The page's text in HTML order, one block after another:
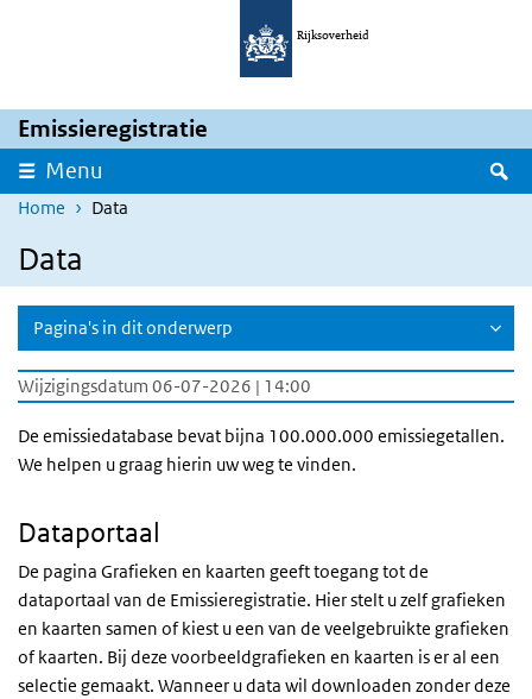
Overslaan en naar de inhoud gaan
Rijksoverheid
Emissieregistratie
Menu
Home Data
Data
Pagina's in dit onderwerp
Wijzigingsdatum 06-07-2026 | 14:00
De emissiedatabase bevat bijna 100.000.000 emissiegetallen.
We helpen u graag hierin uw weg te vinden.
Dataportaal
De pagina Grafieken en kaarten geeft toegang tot de
dataportaal van de Emissieregistratie. Hier stelt u zelf grafieken
en kaarten samen of kiest u een van de veelgebruikte grafieken
of kaarten. Bij deze voorbeeldgrafieken en kaarten is er al een
selectie gemaakt. Wanneer u data wil downloaden zonder deze